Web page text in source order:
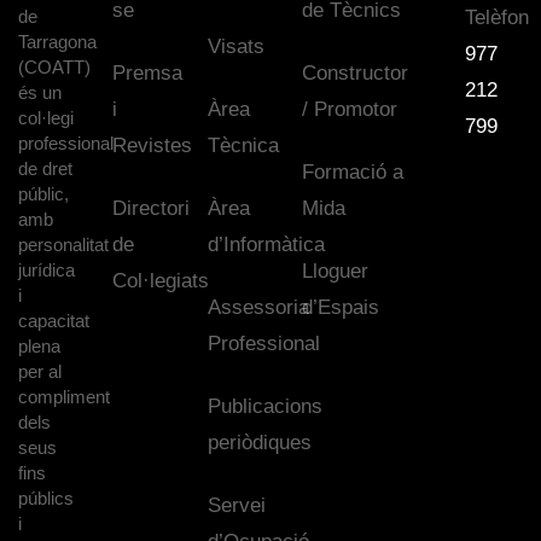
de
Tarragona
(COATT)
és un
col·legi
professional
de dret
públic,
amb
personalitat
jurídica
i
capacitat
plena
per al
compliment
dels
seus
fins
públics
i
se
Premsa
i
Revistes
Directori
de
Col·legiats
Visats
Àrea
Tècnica
Àrea
d’Informàtica
Assessoria
Professional
Publicacions
periòdiques
Servei
de Tècnics
Constructor
/ Promotor
Formació a
Mida
Lloguer
d’Espais
Telèfon
977
212
799